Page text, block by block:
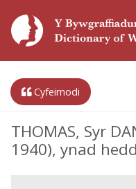
Cyfeirnodi
THOMAS, Syr
1940), ynad